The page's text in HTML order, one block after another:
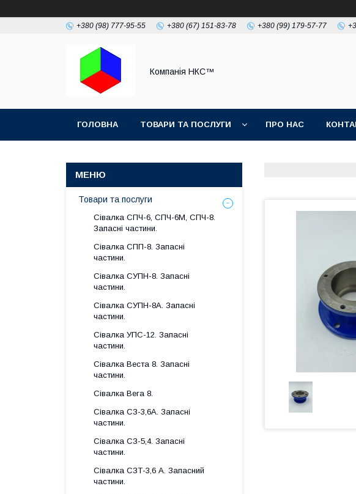
+380 (98) 777-95-55 +380 (67) 151-83-78 +380 (99) 179-57-77
Компанія НКС™
ГОЛОВНА ТОВАРИ ТА ПОСЛУГИ ПРО НАС
Товари та послуги
Сівалка СПЧ-6, СПЧ-6М, СПЧ-8.
Запасні частини.
Сівалка СПП-8. Запасні
частини.
Сівалка СУПН-8. Запасні
частини.
Сівалка СУПН-8А. Запасні
частини.
Сівалка УПС-12. Запасні
частини.
Сівалка Веста 8. Запасні
частини.
Сівалка Вега 8.
Сівалка СЗ-3,6А. Запасні
частини.
Сівалка СЗ-5,4. Запасні
частини.
Сівалка СЗТ-3,6 А. Запасний
частини.